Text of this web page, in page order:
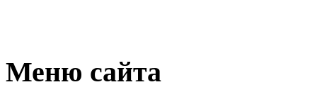
Меню сайта